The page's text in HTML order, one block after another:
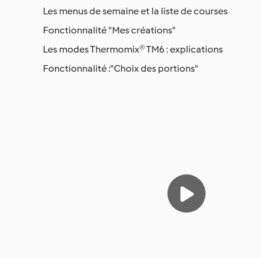
Les menus de semaine et la liste de courses
Fonctionnalité "Mes créations"
Les modes Thermomix® TM6 : explications
Fonctionnalité :"Choix des portions"